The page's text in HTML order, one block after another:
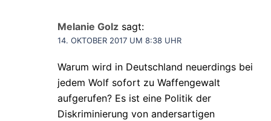
Melanie Golz sagt:
14. OKTOBER 2017 UM 8:38 UHR
Warum wird in Deutschland neuerdings bei
jedem Wolf sofort zu Waffengewalt
aufgerufen? Es ist eine Politik der
Diskriminierung von andersartigen